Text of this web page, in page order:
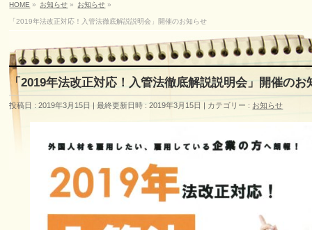
HOME » お知らせ » お知らせ »
「2019年法改正対応！入管法徹底解説説明会」開催のお知らせ
「2019年法改正対応！入管法徹底解説説明会」開催のお
投稿日 : 2019年3月15日 最終更新日時 : 2019年3月15日 カテゴリー : お知らせ